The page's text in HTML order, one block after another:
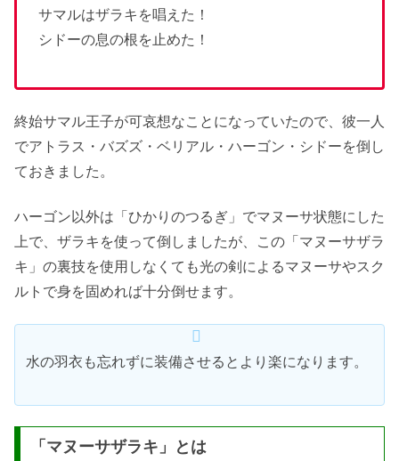
サマルはザラキを唱えた！
シドーの息の根を止めた！
終始サマル王子が可哀想なことになっていたので、彼一人
でアトラス・バズズ・ベリアル・ハーゴン・シドーを倒し
ておきました。
ハーゴン以外は「ひかりのつるぎ」でマヌーサ状態にした
上で、ザラキを使って倒しましたが、この「マヌーサザラ
キ」の裏技を使用しなくても光の剣によるマヌーサやスク
ルトで身を固めれば十分倒せます。
水の羽衣も忘れずに装備させるとより楽になります。
「マヌーサザラキ」とは